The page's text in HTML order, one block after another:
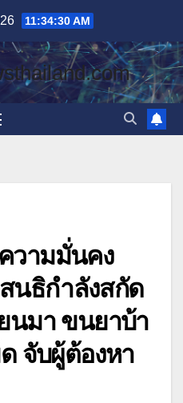
11:34:31 AM
วามมั่นคง
นธิกำลังสกัด
นมา ขนยาบ้า
จับผู้ต้องหา